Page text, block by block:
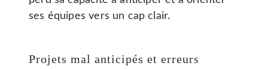
ses équipes vers un cap clair.
Projets mal anticipés et erreurs